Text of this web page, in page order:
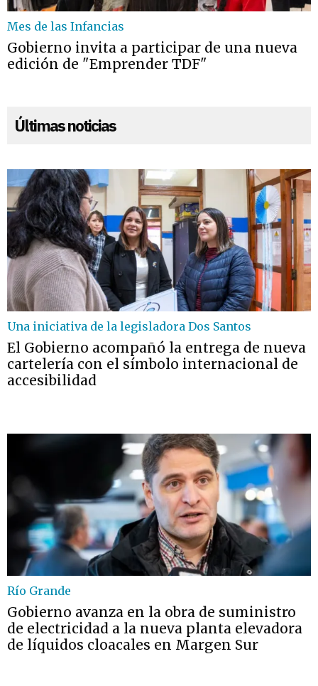
Mes de las Infancias
Gobierno invita a participar de una nueva
edición de "Emprender TDF"
Últimas noticias
Una iniciativa de la legisladora Dos Santos
El Gobierno acompañó la entrega de nueva
cartelería con el símbolo internacional de
accesibilidad
Río Grande
Gobierno avanza en la obra de suministro
de electricidad a la nueva planta elevadora
de líquidos cloacales en Margen Sur